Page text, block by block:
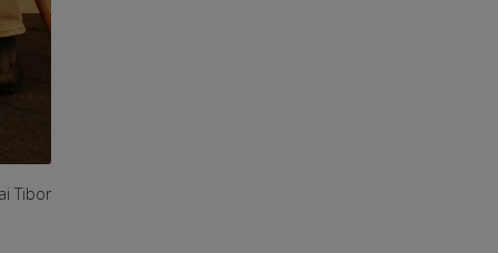
Tibor